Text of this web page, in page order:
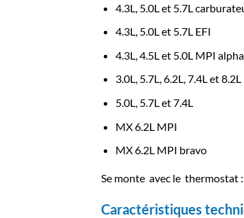
4.3L, 5.0L et 5.7L
4.3L, 5.0L et 5.7L EFI
4.3L, 4.5L et 5.0L MPI
3.0L, 5.7L, 6.2L, 7.4L et
5.0L, 5.7L et 7.4L
MX 6.2L MPI
MX 6.2L MPI bravo
Se monte avec le thermostat :
Caractéristiques